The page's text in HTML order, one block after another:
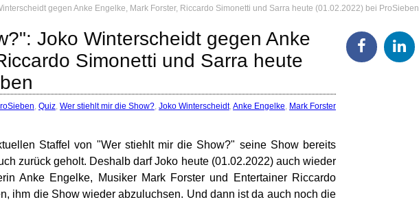
gegen Anke Engelke, Mark Forster, Riccardo Simonetti und Sarra heute (01.02.2022) bei ProSieben
Joko Winterscheidt gegen Anke
Simonetti und Sarra heute
, Quiz, Wer stiehlt mir die Show?, Joko Winterscheidt, Anke Engelke, Mark Forster
Staffel von "Wer stiehlt mir die Show?" seine Show bereits
zurück geholt. Deshalb darf Joko heute (01.02.2022) auch wieder
Anke Engelke, Musiker Mark Forster und Entertainer Riccardo
ihm die Show wieder abzuluchsen. Und dann ist da auch noch die